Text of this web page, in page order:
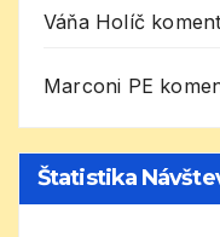
Váňa Holíč
Marconi PE
Štatistika